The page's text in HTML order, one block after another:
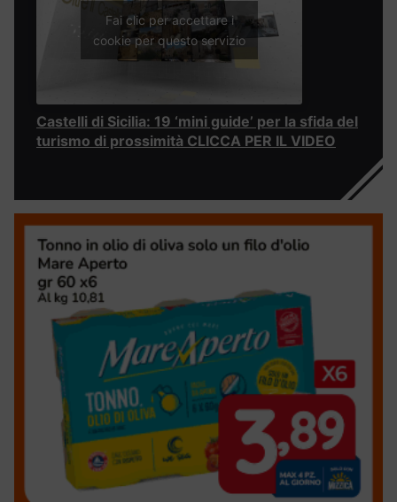
Fai clic per accettare i
cookie per questo servizio
Castelli di Sicilia: 19 ‘mini guide’ per la sfida del
turismo di prossimità CLICCA PER IL VIDEO